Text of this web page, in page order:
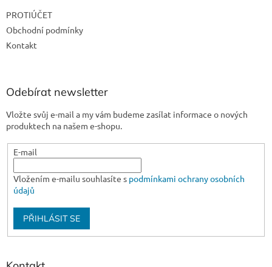
PROTIÚČET
Obchodní podmínky
Kontakt
Odebírat newsletter
Vložte svůj e-mail a my vám budeme zasílat informace o nových
produktech na našem e-shopu.
E-mail
Vložením e-mailu souhlasíte s podmínkami ochrany osobních
údajů
PŘIHLÁSIT SE